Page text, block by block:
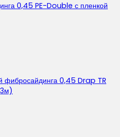
0,45 PE-Double с пленкой
фибросайдинга 0,45 Drap TR